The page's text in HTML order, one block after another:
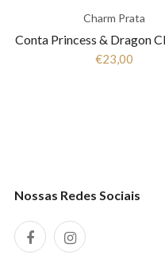
Charm Prata
Conta Princess & Dragon
€23,00
Nossas Redes Sociais